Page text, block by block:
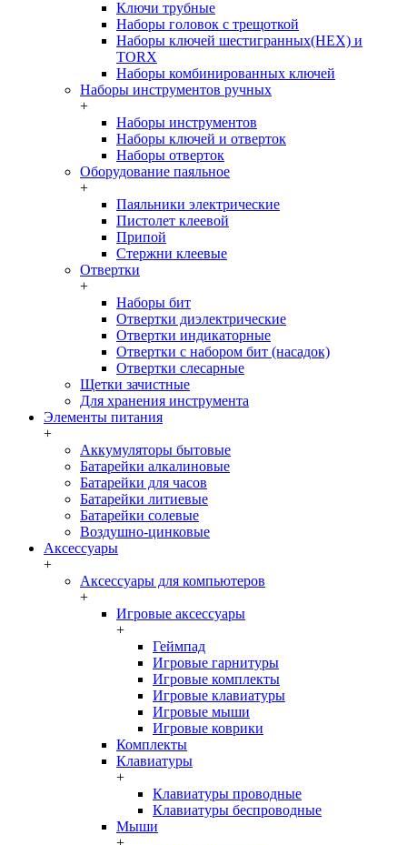
Ключи трубные
Наборы головок c трещоткой
Наборы ключей шестигранных(HEX) и
TORX
Наборы комбинированных ключей
Наборы инструментов ручных
+
Наборы инструментов
Наборы ключей и отверток
Наборы отверток
Оборудование паяльное
+
Паяльники электрические
Пистолет клеевой
Припой
Стержни клеевые
Отвертки
+
Наборы бит
Отвертки диэлектрические
Отвертки индикаторные
Отвертки с набором бит (насадок)
Отвертки слесарные
Щетки зачистные
Для хранения инструмента
Элементы питания
+
Аккумуляторы бытовые
Батарейки алкалиновые
Батарейки для часов
Батарейки литиевые
Батарейки солевые
Воздушно-цинковые
Аксессуары
+
Аксессуары для компьютеров
+
Игровые аксессуары
+
Геймпад
Игровые гарнитуры
Игровые комплекты
Игровые клавиатуры
Игровые мыши
Игровые коврики
Комплекты
Клавиатуры
+
Клавиатуры проводные
Клавиатуры беспроводные
Мыши